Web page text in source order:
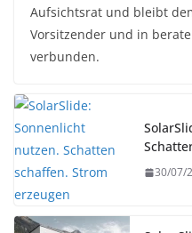
Aufsichtsrat und bleibt
Vorsitzender und in
verbunden.
30/07/